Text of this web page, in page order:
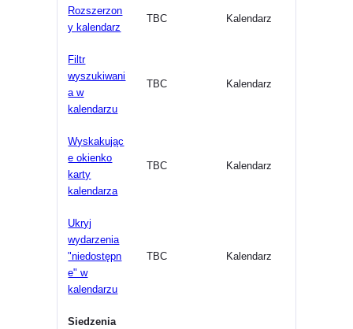
Rozszerzon
y kalendarz
TBC Kalendarz
Filtr
wyszukiwani
a w
kalendarzu
TBC Kalendarz
Wyskakując
e okienko
karty
kalendarza
TBC Kalendarz
Ukryj
wydarzenia
"niedostępn
e" w
kalendarzu
TBC Kalendarz
Siedzenia